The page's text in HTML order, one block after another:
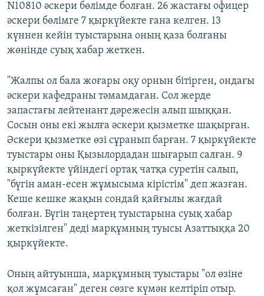
N10810 әскери бөлімде болған. 26 жастағы офицер
әскери бөлімге 7 қыркүйекте ғана келген. 13
күннен кейін туыстарына оның қаза болғаны
жөнінде суық хабар жеткен.
"Жалпы ол бала жоғары оқу орнын бітірген, ондағы
әскери кафедраны тәмамдаған. Сол жерде
запастағы лейтенант дәрежесін алып шыққан.
Сосын оны екі жылға әскери қызметке шақырған.
Әскери қызметке өзі сұранып барған. 7 қыркүйекте
туыстары оны Қызылордадан шығарып салған. 9
қыркүйекте үйіндегі ортақ чатқа суретін салып,
"бүгін аман-есен жұмысыма кірістім" деп жазған.
Кеше кешке жақын сондай қайғылы жағдай
болған. Бүгін таңертең туыстарына суық хабар
жеткізілген" деді марқұмның туысы Азаттыққа 20
қыркүйекте.
Оның айтуынша, марқұмның туыстары "ол өзіне
қол жұмсаған" деген сөзге күмән келтіріп отыр.